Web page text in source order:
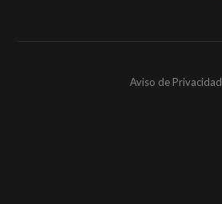
Aviso de Privacidad